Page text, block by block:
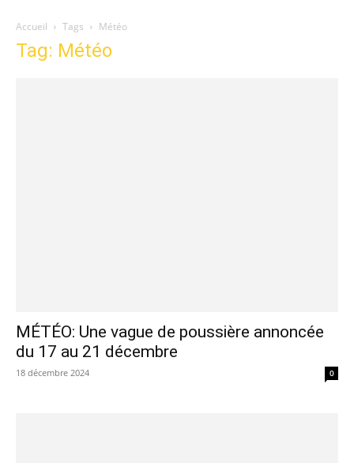
Accueil Tags Météo
Tag: Météo
MÉTÉO: Une vague de poussière annoncée
du 17 au 21 décembre
18 décembre 2024 0